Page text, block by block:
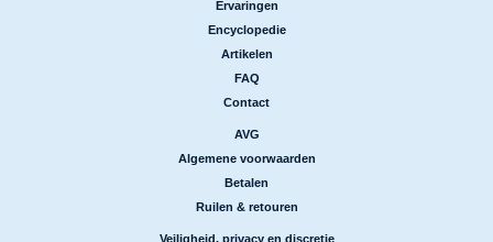
Ervaringen
Encyclopedie
Artikelen
FAQ
Contact
AVG
Algemene voorwaarden
Betalen
Ruilen & retouren
Veiligheid, privacy en discretie